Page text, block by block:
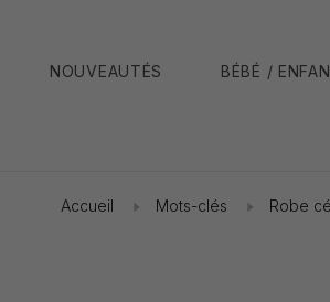
NOUVEAUTÉS BÉBÉ /
Accueil Mots-clés Robe